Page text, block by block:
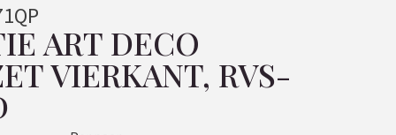
ART DECO
VIERKANT, RVS-